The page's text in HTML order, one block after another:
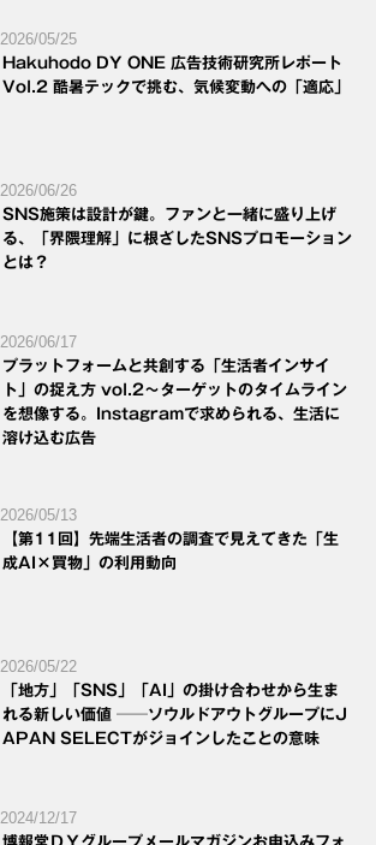
2026/05/25
Hakuhodo DY ONE 広告技術研究所レポート
Vol.2 酷暑テックで挑む、気候変動への「適応」
2026/06/26
SNS施策は設計が鍵。ファンと一緒に盛り上げ
る、「界隈理解」に根ざしたSNSプロモーション
とは？
2026/06/17
プラットフォームと共創する「生活者インサイ
ト」の捉え方 vol.2～ターゲットのタイムライン
を想像する。Instagramで求められる、生活に
溶け込む広告
2026/05/13
【第11回】先端生活者の調査で見えてきた「生
成AI×買物」の利用動向
2026/05/22
「地方」「SNS」「AI」の掛け合わせから生ま
れる新しい価値 ──ソウルドアウトグループにJ
APAN SELECTがジョインしたことの意味
2024/12/17
博報堂ＤＹグループメールマガジンお申込みフォ